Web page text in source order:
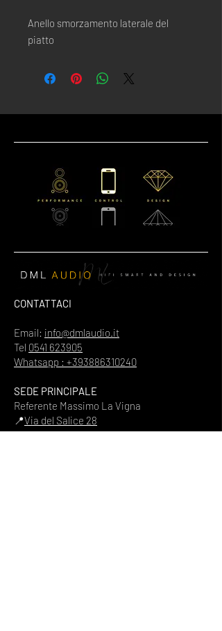
Anello smorzamento laterale del
piatto
CONTATTACI
Email: info@dmlaudio.it
Tel 0541 623905
Whatsapp : +393886310240
SEDE PRINCIPALE
Referente Massimo La Vigna
📍Via del Salice 28
Santarcangelo di Romagna